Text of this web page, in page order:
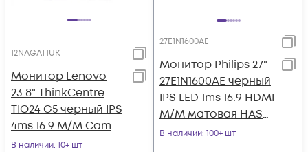
12NAGAT1UK
Монитор Lenovo
23.8" ThinkCentre
TIO24 G5 черный IPS
4ms 16:9 M/M Cam
матовая HAS Piv
В наличии: 10+ шт
27E1N1600AE
Монитор Philips 27"
27E1N1600AE черный
IPS LED 1ms 16:9 HDMI
M/M матовая HAS
350cd 178гр/178гр
В наличии: 100+ шт